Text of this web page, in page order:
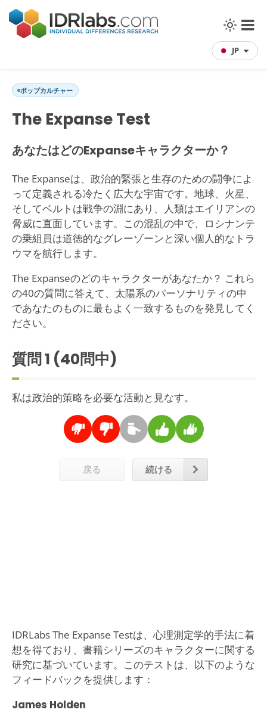
JP
ポップカルチャー
The Expanse Test
あなたはどのExpanseキャラクターか？
The Expanseは、政治的緊張と生存のための闘争によ
って定義される冷たく広大な宇宙です。地球、火星、
そしてベルトは戦争の淵にあり、人類はエイリアンの
脅威に直面しています。この混乱の中で、ロシナンテ
の乗組員は道徳的なグレーゾーンと深い個人的なトラ
ウマを航行します。
The Expanseのどのキャラクターがあなたか？ これら
の40の質問に答えて、太陽系のパーソナリティの中
であなたのものに最もよく一致するものを発見してく
ださい。
質問1 (40問中)
私は政治的策略を必要な活動と見なす。
戻る 続ける
IDRLabs The Expanse Testは、心理測定学的手法に着
想を得ており、書籍シリーズのキャラクターに関する
研究に基づいています。このテストは、以下のような
フィードバックを提供します：
James Holden